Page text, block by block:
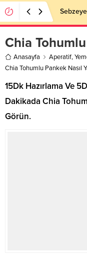
Sebzeye
Chia Tohumlu
Anasayfa Aperatif,
Chia Tohumlu Pankek Nasıl
15Dk Hazırlama Ve
Dakikada Chia
Görün.